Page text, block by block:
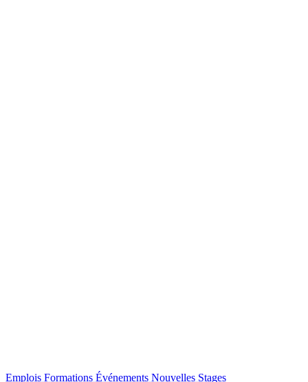
Emplois Formations Événements Nouvelles Stages